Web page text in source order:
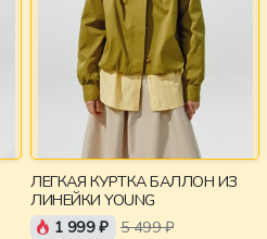
ЛЕГКАЯ КУРТКА БАЛЛОН ИЗ
ЛИНЕЙКИ YOUNG
1 999 ₽ 5 499 ₽